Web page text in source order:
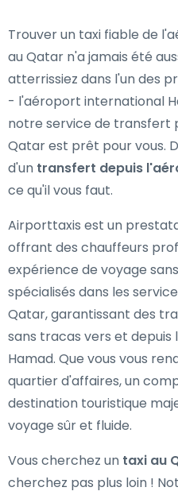
Trouver un taxi fiable de
au Qatar n'a jamais été
atterrissiez dans l'un des
- l'aéroport international
notre service de transfert
Qatarest prêt pour vous.
d'un transfert depuis
ce qu'il vous faut.
Airporttaxis est un
offrant des chauffeurs
expérience de voyage
spécialisés dans les
Qatar, garantissant des
sans tracas vers et
Hamad. Que vous vous
quartier d'affaires, un
destination touristique
voyage sûr et fluide.
Vous cherchez un taxi au
cherchez pas plus loin !